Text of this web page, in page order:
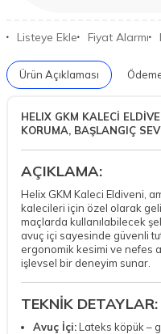
Listeye Ekle Fiyat Alarmı
Ürün Açıklaması
HELIX GKM KALECİ
KORUMA, BAŞLANGIÇ
AÇIKLAMA:
Helix GKM Kaleci Eldiveni,
kalecileri için özel olarak
maçlarda kullanılabilecek
avuç içi sayesinde güvenli
ergonomik kesimi ve nefes
işlevsel bir deneyim sunar.
TEKNİK DETAYLAR:
Avuç İçi:Lateks köpük –